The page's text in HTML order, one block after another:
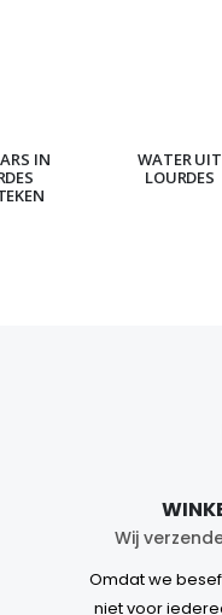
IN
WATER UIT
LOURDES
Wij
Omdat we
niet voor